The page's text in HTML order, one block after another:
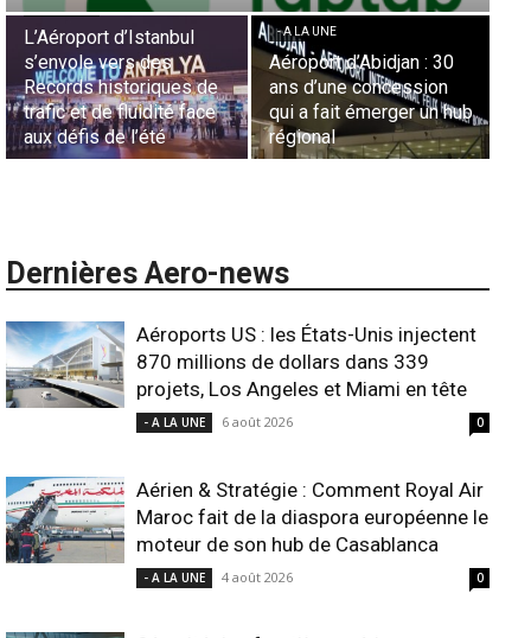
Sécurité des
aériennes en
L’appel urgent à
l’harmonisation
des
de
face
- A LA UNE
Aéroport d’Abidjan : 30
ans d’une concession
qui a fait émerger un hub
régional
Dernières Aero-news
Aéroports US : les États-Unis injectent
870 millions de dollars dans 339
projets, Los Angeles et Miami en tête
- A LA UNE 6 août 2026 0
Aérien & Stratégie : Comment Royal Air
Maroc fait de la diaspora européenne le
moteur de son hub de Casablanca
- A LA UNE 4 août 2026 0